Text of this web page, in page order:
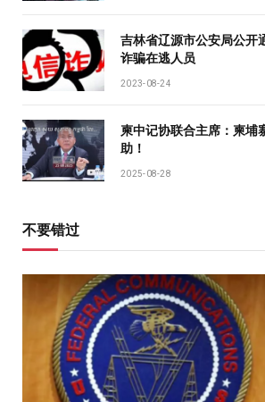
吉林省辽源市公安局公开
诈骗在逃人员
2023-08-24
柬中记协联合主席：柬埔
助！
2025-08-28
不要错过